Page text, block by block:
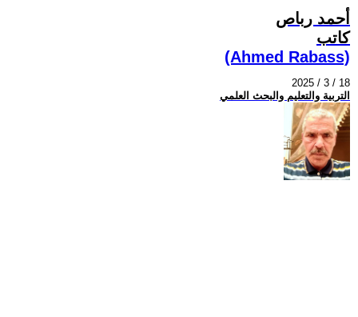
أحمد رباص
كاتب
(Ahmed Rabass)
2025 / 3 / 18
التربية والتعليم والبحث العلمي